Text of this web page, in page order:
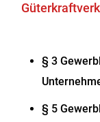
§ 3
§ 5